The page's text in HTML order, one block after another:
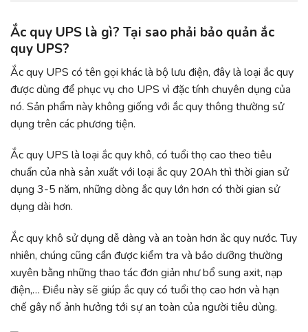
Ắc quy UPS là gì? Tại sao phải bảo quản ắc
quy UPS?
Ắc quy UPS có tên gọi khác là bộ lưu điện, đây là loại ắc quy
được dùng để phục vụ cho UPS vì đặc tính chuyên dụng của
nó. Sản phẩm này không giống với ắc quy thông thường sử
dụng trên các phương tiện.
Ắc quy UPS là loại ắc quy khô, có tuổi thọ cao theo tiêu
chuẩn của nhà sản xuất với loại ắc quy 20Ah thì thời gian sử
dụng 3-5 năm, những dòng ắc quy lớn hơn có thời gian sử
dụng dài hơn.
Ắc quy khô sử dụng dễ dàng và an toàn hơn ắc quy nước. Tuy
nhiên, chúng cũng cần được kiểm tra và bảo dưỡng thường
xuyên bằng những thao tác đơn giản như bổ sung axit, nạp
điện,… Điều này sẽ giúp ắc quy có tuổi thọ cao hơn và hạn
chế gây nổ ảnh hưởng tới sự an toàn của người tiêu dùng.